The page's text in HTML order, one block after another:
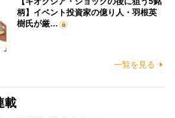
柄】イベント投資家の億り人・羽根英
樹氏が厳…
一覧を見る
載